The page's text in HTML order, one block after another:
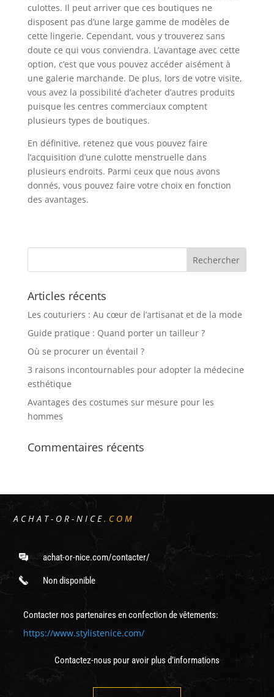
culottes. Il peut arriver que ces boutiques ne
disposent pas d’une large gamme de modèles de
cette lingerie. Cependant, vous y trouverez sans
doute ce qui vous conviendra. L’avantage avec cette
option, c’est que vous pouvez accéder aisément à
une galerie marchande. De plus, lors de votre visite,
vous avez la possibilité d’acheter d’autres produits
puisque les centres commerciaux comptent
plusieurs types de boutiques.
En définitive, retenez que vous pouvez faire
l’acquisition d’une culotte menstruelle dans
plusieurs endroits. Parmi ceux que nous avons
donnés, vous pouvez faire votre choix en fonction
des avantages.
Articles récents
Les couturiers : Au cœur de l’artisanat et de la mode
Guide pratique : Quand porter un tailleur ?
Où se procurer un éventail ?
3 raisons incontournables pour adopter la médecine
esthétique
Avantages des costumes sur mesure pour les
hommes
Commentaires récents
ACHAT-OR-NICE.COM
achat-or-nice.com/contacter/
Non disponible
Contacter nos partenaires en confection de vêtements:
https://www.stylistenice.com/
Contactez-nous pour avoir plus d’informations